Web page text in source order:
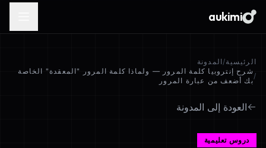
aukimi
الرئيسية/ المدونة
/
شرح إنتروبيا كلمة المرور — ولماذا كلمة المرور "المعقدة" الخاصة
بك أضعف من عبارة المرور
العودة إلى المدونة
دروس تعليمية